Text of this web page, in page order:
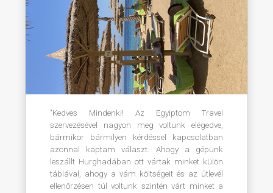
"Kedves Mindenki! Az Egyiptom Travel
szervezésével nagyon meg voltunk elégedve,
bármikor bármilyen kérdéssel kapcsolatban
azonnal kaptam választ. Ahogy a gépünk
leszállt Hurghadában ott vártak minket külön
táblával, ahogy a vám költségeit és az útlevél
ellenőrzésen túl voltunk szintén várt minket a